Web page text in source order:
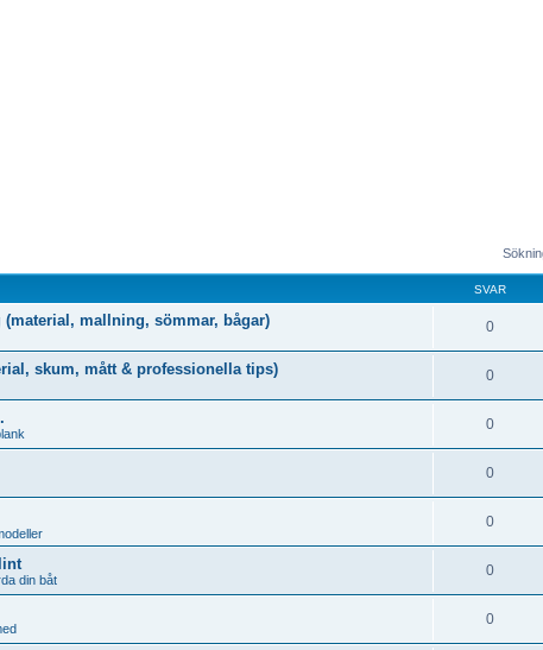
SVAR
mallning, sömmar, bågar) 0
skum, mått & professionella tips) 0
0
0
0
din båt
0
0